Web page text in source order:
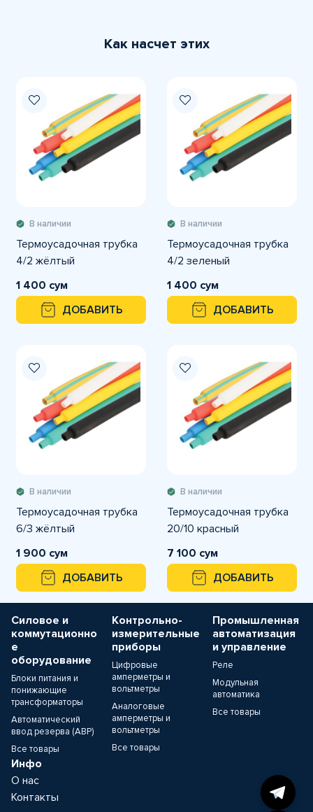
Как насчет этих
В наличии
Термоусадочная трубка
4/2 жёлтый
1 400 сум
ДОБАВИТЬ
В наличии
Термоусадочная трубка
4/2 зеленый
1 400 сум
ДОБАВИТЬ
В наличии
Термоусадочная трубка
6/3 жёлтый
1 900 сум
ДОБАВИТЬ
В наличии
Термоусадочная трубка
20/10 красный
7 100 сум
ДОБАВИТЬ
Силовое и
коммутационно
е
оборудование
Блоки питания и
понижающие
трансформаторы
Автоматический
ввод резерва (АВР)
Все товары
Контрольно-
измерительные
приборы
Цифровые
амперметры и
вольтметры
Аналоговые
амперметры и
вольтметры
Все товары
Промышленная
автоматизация
и управление
Реле
Модульная
автоматика
Все товары
Инфо
О нас
Контакты